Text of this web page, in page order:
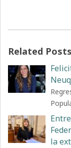
Related Posts
la